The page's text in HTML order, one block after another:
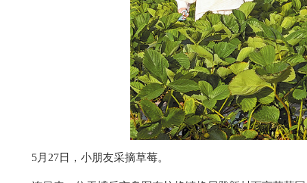
5月27日，小朋友采摘草莓。